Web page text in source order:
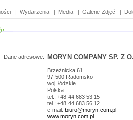
| Wydarzenia | Media | Galerie Zdjęć |
Dane adresowe: MORYN COMPANY SP. Z
Brzeźnicka 61
97-500 Radomsko
woj. łódzkie
Polska
tel.: +48 44 683 53 15
tel.: +48 44 683 56 12
e-mail: biuro@moryn.com.pl
www.moryn.com.pl